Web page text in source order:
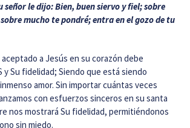
señor le dijo: Bien, buen siervo y fiel; sobre
mucho te pondré; entra en el gozo de tu
a Jesús en su corazón debe
y Su fidelidad; Siendo que está siendo
amor. Sin importar cuántas veces
con esfuerzos sinceros en su santa
nos mostrará Su fidelidad, permitiéndonos
sin miedo.